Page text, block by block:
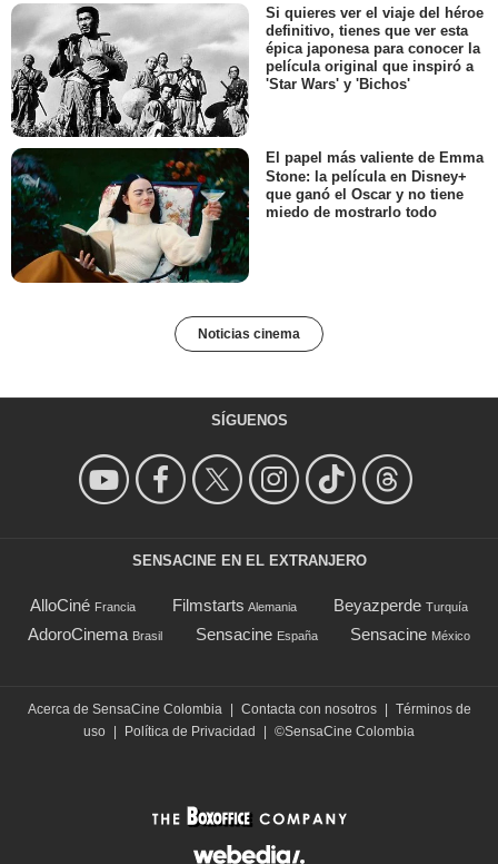
Si quieres ver el viaje del héroe
definitivo, tienes que ver esta
épica japonesa para conocer la
película original que inspiró a
'Star Wars' y 'Bichos'
El papel más valiente de Emma
Stone: la película en Disney+
que ganó el Oscar y no tiene
miedo de mostrarlo todo
Noticias cinema
SÍGUENOS
SENSACINE EN EL EXTRANJERO
AlloCiné Francia Filmstarts Alemania Beyazperde Turquía
AdoroCinema Brasil Sensacine España Sensacine México
Acerca de SensaCine Colombia | Contacta con nosotros | Términos de
uso | Política de Privacidad | ©SensaCine Colombia